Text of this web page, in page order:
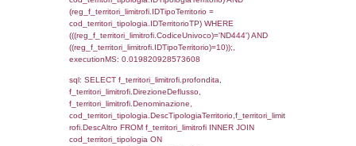
(f_territori_limitrofi.IDTipoTerritorio =
cod_territori_tipologia.IDTerritorioTP)
(((f_territori_limitrofi.IDNotifica)=4006) AND
0.071118116378784
sql: SELECT
reg_f_territori_limitrofi.Direzione,